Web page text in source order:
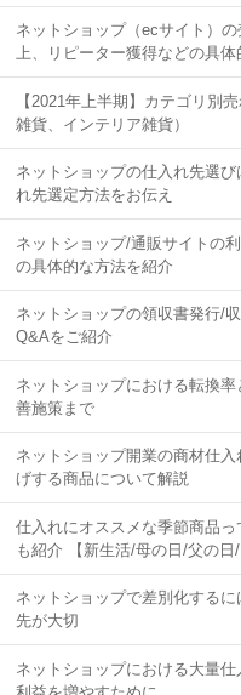
ネットショップ（ecサイト）
上、リピーター獲得などの具体
【2021年上半期】カテゴリ別
雑貨、インテリア雑貨）
ネットショップの仕入れ先選
れ先選定方法をお伝え
ネットショップ/通販サイトの
の具体的な方法を紹介
ネットショップの領収書発行/
Q&Aをご紹介
ネットショップにおける転換
善施策まで
ネットショップ開業の商材仕
げする商品について解説
仕入れにオススメな季節商品
も紹介 【新生活/母の日/父の日
ネットショップで差別化する
先が大切
ネットショップにおける大量